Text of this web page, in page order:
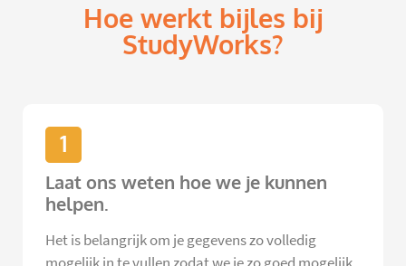
Hoe werkt bijles bij
StudyWorks?
1
Laat ons weten hoe we je kunnen
helpen.
Het is belangrijk om je gegevens zo volledig